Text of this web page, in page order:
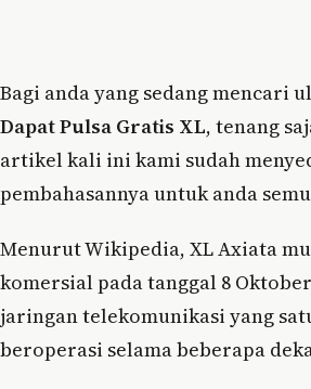
Bagi anda yang sedang mencari
Dapat Pulsa Gratis XL, tenang
artikel kali ini kami sudah
pembahasannya untuk anda
Menurut Wikipedia, XL Axiata
komersial pada tanggal 8
jaringan telekomunikasi yang
beroperasi selama beberapa